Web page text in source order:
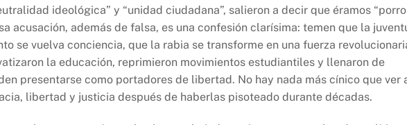
ideológica” y “unidad ciudadana”, salieron a decir que éramos
acusación, además de falsa, es una confesión clarísima: temen que la
se vuelva conciencia, que la rabia se transforme en una fuerza
la educación, reprimieron movimientos estudiantiles y llenaron de
presentarse como portadores de libertad. No hay nada más cínico que ver
libertad y justicia después de haberlas pisoteado durante décadas.